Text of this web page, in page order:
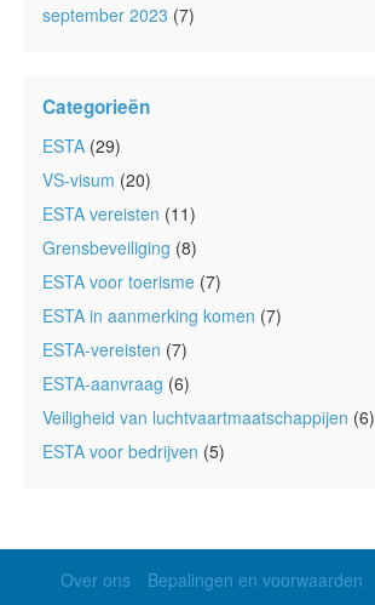
september 2023 (7)
Categorieën
ESTA (29)
VS-visum (20)
ESTA vereisten (11)
Grensbeveiliging (8)
ESTA voor toerisme (7)
ESTA in aanmerking komen (7)
ESTA-vereisten (7)
ESTA-aanvraag (6)
Veiligheid van luchtvaartmaatschappijen (6)
ESTA voor bedrijven (5)
Over ons Bepalingen en voorwaarden